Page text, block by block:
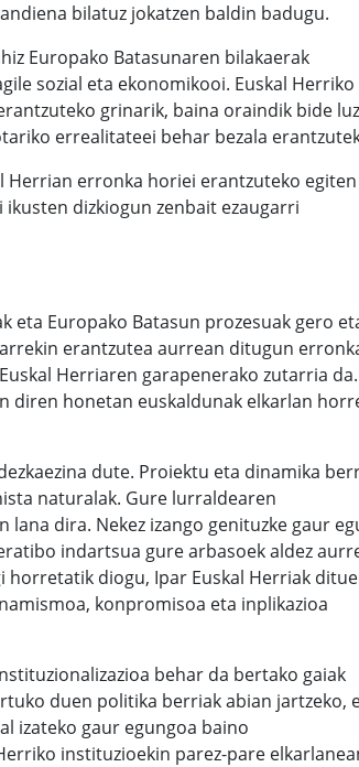
bilatuz jokatzen baldin badugu.
Europako Batasunaren bilakaerak
sozial eta ekonomikooi. Euskal Herriko
grinarik, baina oraindik bide
errealitateei behar bezala
Herrian erronka horiei erantzuteko
dizkiogun zenbait ezaugarri
eta Europako Batasun prozesuak gero
erantzutea aurrean ditugun
Herriaren garapenerako zutarria da.
diren honetan euskaldunak elkarlan
dute. Proiektu eta dinamika
naturalak. Gure lurraldearen
dira. Nekez izango genituzke gaur
indartsua gure arbasoek aldez
horretatik diogu, Ipar Euskal Herriak
konpromisoa eta inplikazioa
behar da bertako gaiak
duen politika berriak abian jartzeko,
izateko gaur egungoa baino
instituzioekin parez-pare